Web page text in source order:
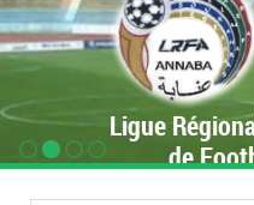
Ligue
de